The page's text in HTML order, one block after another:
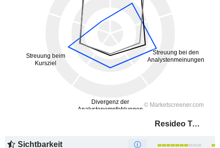
Resideo Technologies, Inc.
Sichtbarkeit